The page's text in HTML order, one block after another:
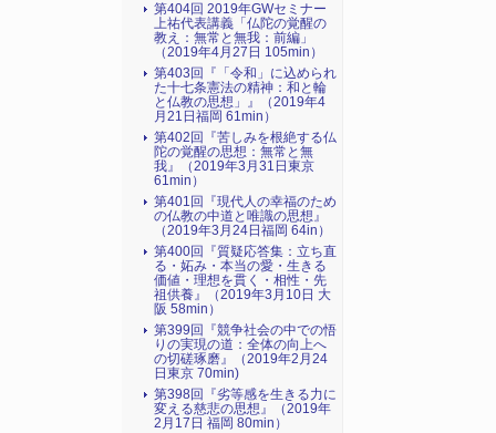
第404回 2019年GWセミナー
上祐代表講義「仏陀の覚醒の
教え：無常と無我：前編」
（2019年4月27日 105min）
第403回『「令和」に込められ
た十七条憲法の精神：和と輪
と仏教の思想」』（2019年4
月21日福岡 61min）
第402回『苦しみを根絶する仏
陀の覚醒の思想：無常と無
我』（2019年3月31日東京
61min）
第401回『現代人の幸福のため
の仏教の中道と唯識の思想』
（2019年3月24日福岡 64in）
第400回『質疑応答集：立ち直
る・妬み・本当の愛・生きる
価値・理想を貫く・相性・先
祖供養』（2019年3月10日 大
阪 58min）
第399回『競争社会の中での悟
りの実現の道：全体の向上へ
の切磋琢磨』（2019年2月24
日東京 70min)
第398回『劣等感を生きる力に
変える慈悲の思想』（2019年
2月17日 福岡 80min）